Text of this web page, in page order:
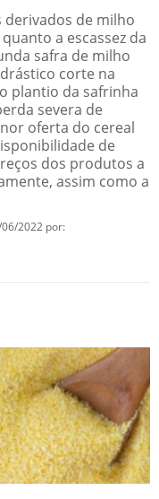
derivados de milho
a escassez da
safra de milho
corte na
plantio da safrinha
severa de
oferta do cereal
de
dos produtos a
assim como a
2022 por: